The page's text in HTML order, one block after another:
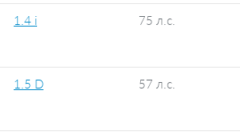
1.4 i 75 л.с.
1.5 D 57 л.с.